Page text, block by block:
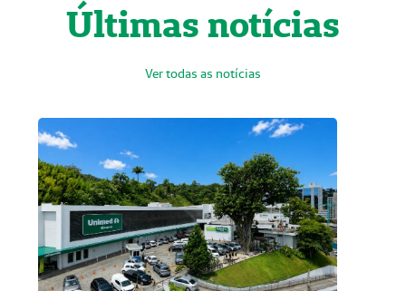
Últimas notícias
Ver todas as notícias